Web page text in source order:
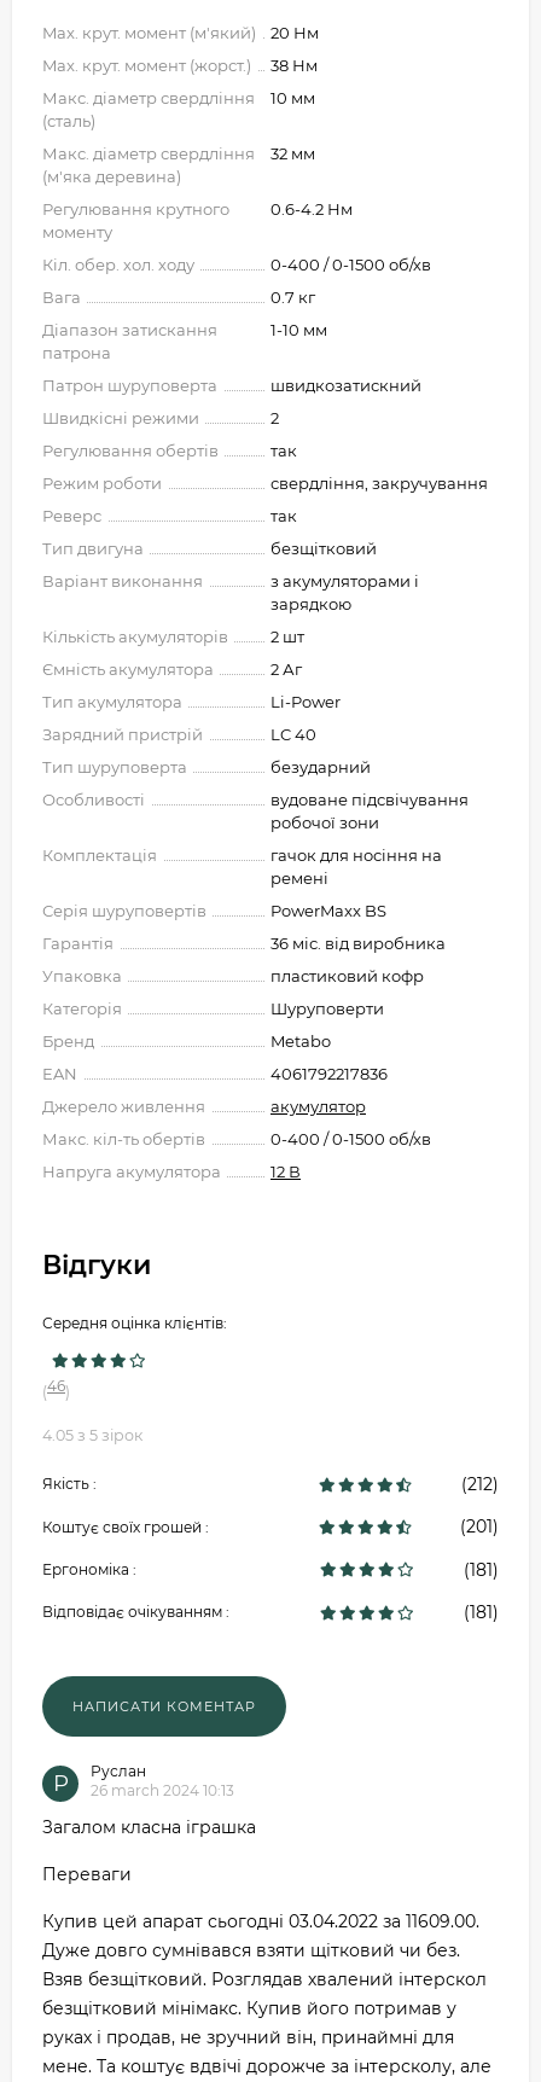
Max. крут. момент (м'який)
20 Нм
Max. крут. момент (жорст.)
38 Нм
Макс. діаметр свердління
(сталь)
10 мм
Макс. діаметр свердління
(м'яка деревина)
32 мм
Регулювання крутного
моменту
0.6-4.2 Нм
Кіл. обер. хол. ходу
0-400 / 0-1500 об/хв
Вага
0.7 кг
Діапазон затискання
патрона
1-10 мм
Патрон шуруповерта
швидкозатискний
Швидкісні режими
2
Регулювання обертів
так
Режим роботи
свердління, закручування
Реверс
так
Тип двигуна
безщітковий
Варіант виконання
з акумуляторами і
зарядкою
Кількість акумуляторів
2 шт
Ємність акумулятора
2 Аг
Тип акумулятора
Li-Power
Зарядний пристрій
LC 40
Тип шуруповерта
безударний
Особливості
вудоване підсвічування
робочої зони
Комплектація
гачок для носіння на
ремені
Серія шуруповертів
PowerMaxx BS
Гарантія
36 міс. від виробника
Упаковка
пластиковий кофр
Категорія
Шуруповерти
Бренд
Metabo
EAN
4061792217836
Джерело живлення
акумулятор
Макс. кіл-ть обертів
0-400 / 0-1500 об/хв
Напруга акумулятора
12 В
Відгуки
Середня оцінка клієнтів:
(46)
4.05 з 5 зірок
Якість : (212)
Коштує своїх грошей : (201)
Ергономіка : (181)
Відповідає очікуванням : (181)
Р
Руслан
26 march 2024 10:13
Загалом класна іграшка
Переваги
Купив цей апарат сьогодні 03.04.2022 за 11609.00.
Дуже довго сумнівався взяти щітковий чи без.
Взяв безщітковий. Розглядав хвалений інтерскол
безщітковий мінімакс. Купив його потримав у
руках і продав, не зручний він, принаймні для
мене. Та коштує вдвічі дорожче за інтерсколу, але